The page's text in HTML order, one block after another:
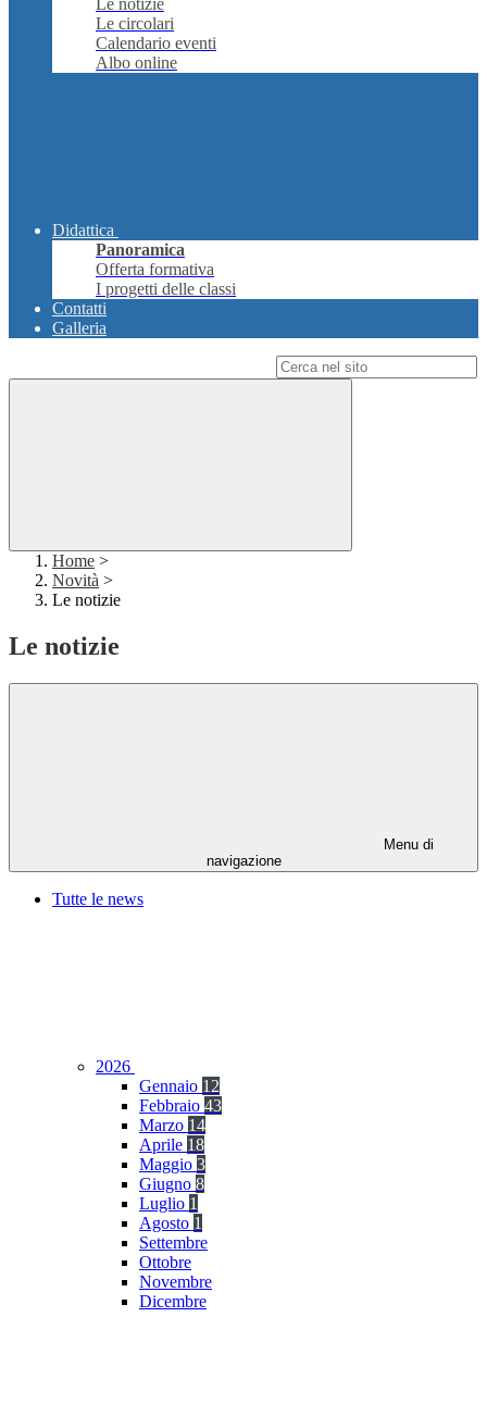
Le notizie
Le circolari
Calendario eventi
Albo online
Didattica
Panoramica
Offerta formativa
I progetti delle classi
Contatti
Galleria
Home >
Novità >
Le notizie
Le notizie
Menu di
navigazione
Tutte le news
2026
Gennaio 12
Febbraio 43
Marzo 14
Aprile 18
Maggio 3
Giugno 8
Luglio 1
Agosto 1
Settembre
Ottobre
Novembre
Dicembre